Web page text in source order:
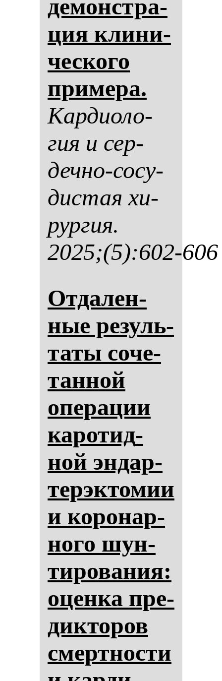
де­монстра­
ция кли­ни­
чес­ко­го
при­ме­ра.
Кар­ди­оло­
гия и сер­
деч­но-со­су­
дис­тая хи­
рур­гия.
2025;(5):602-606
От­да­лен­
ные ре­зуль­
та­ты со­че­
тан­ной
опе­ра­ции
ка­ро­тид­
ной эн­дар­
те­рэк­то­мии
и ко­ро­нар­
но­го шун­
ти­ро­ва­ния:
оцен­ка пре­
дик­то­ров
смер­тнос­ти